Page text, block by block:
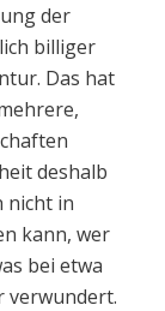
der
billiger
Das hat
deshalb
nicht in
kann, wer
bei etwa
verwundert.